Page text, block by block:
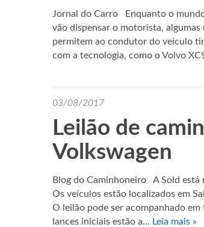
Jornal do Carro Enquanto o
vão dispensar o motorista,
permitem ao condutor do veículo
com a tecnologia, como o Volvo
03/08/2017
Leilão de
Volkswagen
Blog do Caminhoneiro A Sold está
Os veículos estão localizados em
O leilão pode ser acompanhado
lances iniciais estão a… Leia mais »